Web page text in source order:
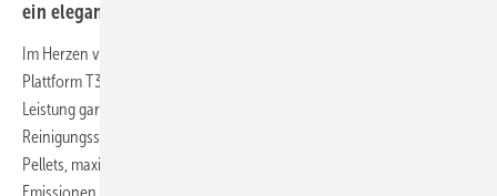
ein elegantes und leistungsstarkes Möbelstück.
Im Herzen von Vivì befindet sich die revolutionäre technologische
Plattform T3 mit fortschrittlicher Steuerung, die eine beispiellose
Leistung garantiert. Die Vollfeuerschale und das automatische
Reinigungssystem sorgen für eine vollständige Verbrennung der
Pellets, maximieren den Wirkungsgrad und minimieren die